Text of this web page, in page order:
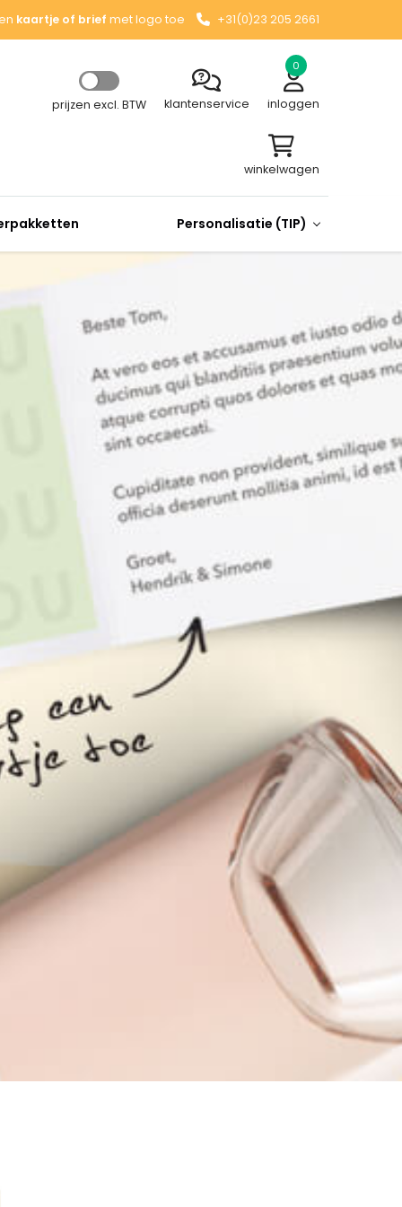
kaartje of brief met logo toe +31(0)23 205 2661
prijzen excl. BTW klantenservice inloggen
winkelwagen
0
Personalisatie (TIP)